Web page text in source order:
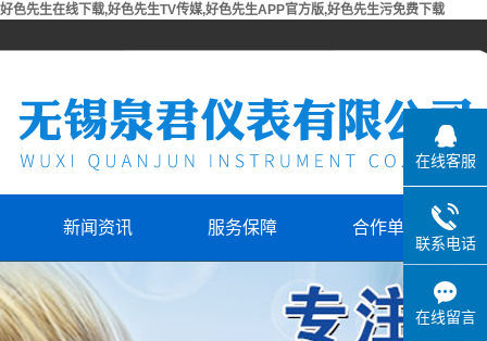
好色先生在线下载,好色先生TV传媒,好色先生APP官方版,好色先生污免费下载
版
新闻资讯 服务保障 合作单位
合作单位
在线客服
联系电话
在线留言